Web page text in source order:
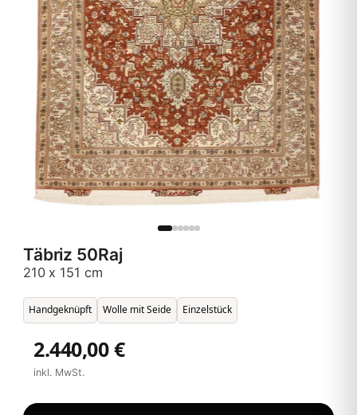
Täbriz 50Raj
210 x 151 cm
Handgeknüpft Wolle mit Seide Einzelstück
2.440,00 €
inkl. MwSt.